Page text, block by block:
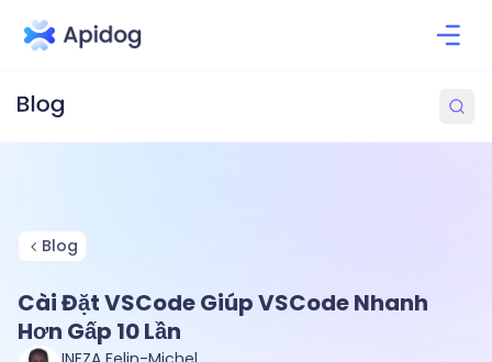
Blog
Cài Đặt VSCode Giúp VSCode Nhanh
Hơn Gấp 10 Lần